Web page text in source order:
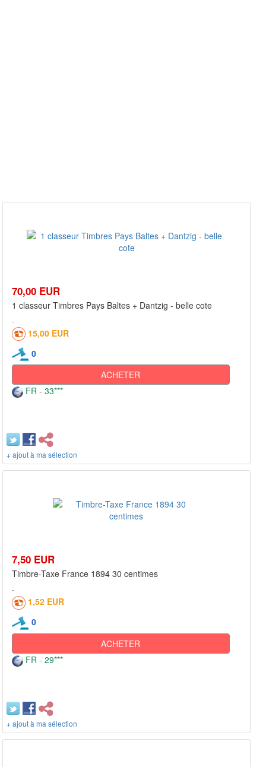
70,00 EUR
1 classeur Timbres Pays Baltes + Dantzig - belle cote
15,00 EUR
0
ACHETER
FR - 33***
+ ajout à ma sélection
7,50 EUR
Timbre-Taxe France 1894 30 centimes
1,52 EUR
0
ACHETER
FR - 29***
+ ajout à ma sélection